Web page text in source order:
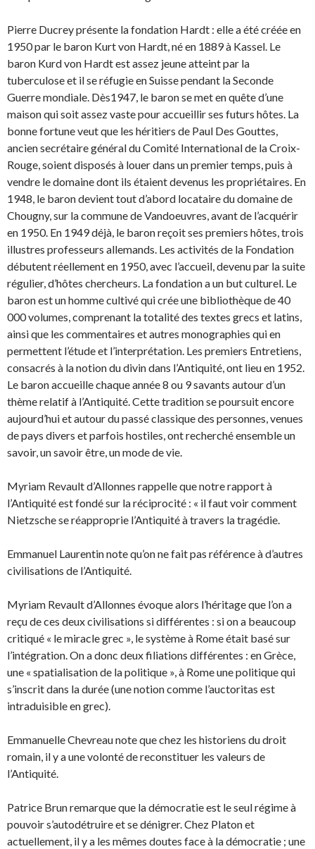
Pierre Ducrey présente la fondation Hardt : elle a été créée en
1950 par le baron Kurt von Hardt, né en 1889 à Kassel. Le
baron Kurd von Hardt est assez jeune atteint par la
tuberculose et il se réfugie en Suisse pendant la Seconde
Guerre mondiale. Dès1947, le baron se met en quête d’une
maison qui soit assez vaste pour accueillir ses futurs hôtes. La
bonne fortune veut que les héritiers de Paul Des Gouttes,
ancien secrétaire général du Comité International de la Croix-
Rouge, soient disposés à louer dans un premier temps, puis à
vendre le domaine dont ils étaient devenus les propriétaires. En
1948, le baron devient tout d’abord locataire du domaine de
Chougny, sur la commune de Vandoeuvres, avant de l’acquérir
en 1950. En 1949 déjà, le baron reçoit ses premiers hôtes, trois
illustres professeurs allemands. Les activités de la Fondation
débutent réellement en 1950, avec l’accueil, devenu par la suite
régulier, d’hôtes chercheurs. La fondation a un but culturel. Le
baron est un homme cultivé qui crée une bibliothèque de 40
000 volumes, comprenant la totalité des textes grecs et latins,
ainsi que les commentaires et autres monographies qui en
permettent l’étude et l’interprétation. Les premiers Entretiens,
consacrés à la notion du divin dans l’Antiquité, ont lieu en 1952.
Le baron accueille chaque année 8 ou 9 savants autour d’un
thème relatif à l’Antiquité. Cette tradition se poursuit encore
aujourd’hui et autour du passé classique des personnes, venues
de pays divers et parfois hostiles, ont recherché ensemble un
savoir, un savoir être, un mode de vie.
Myriam Revault d’Allonnes rappelle que notre rapport à
l’Antiquité est fondé sur la réciprocité : « il faut voir comment
Nietzsche se réapproprie l’Antiquité à travers la tragédie.
Emmanuel Laurentin note qu’on ne fait pas référence à d’autres
civilisations de l’Antiquité.
Myriam Revault d’Allonnes évoque alors l’héritage que l’on a
reçu de ces deux civilisations si différentes : si on a beaucoup
critiqué « le miracle grec », le système à Rome était basé sur
l’intégration. On a donc deux filiations différentes : en Grèce,
une « spatialisation de la politique », à Rome une politique qui
s’inscrit dans la durée (une notion comme l’auctoritas est
intraduisible en grec).
Emmanuelle Chevreau note que chez les historiens du droit
romain, il y a une volonté de reconstituer les valeurs de
l’Antiquité.
Patrice Brun remarque que la démocratie est le seul régime à
pouvoir s’autodétruire et se dénigrer. Chez Platon et
actuellement, il y a les mêmes doutes face à la démocratie ; une